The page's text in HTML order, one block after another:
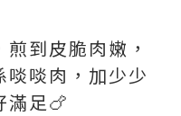
到皮脆肉嫩，
啖肉，加少少
滿足🍗